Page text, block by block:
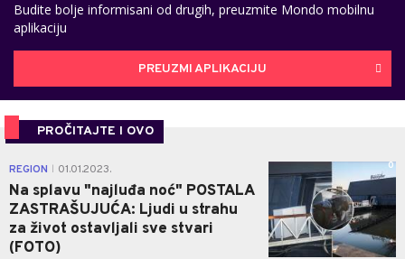
Budite bolje informisani od drugih, preuzmite Mondo mobilnu
aplikaciju
PREUZMI APLIKACIJU
PROČITAJTE I OVO
REGION 01.01.2023.
Na splavu "najluđa noć" POSTALA
ZASTRAŠUJUĆA: Ljudi u strahu
za život ostavljali sve stvari
(FOTO)
0